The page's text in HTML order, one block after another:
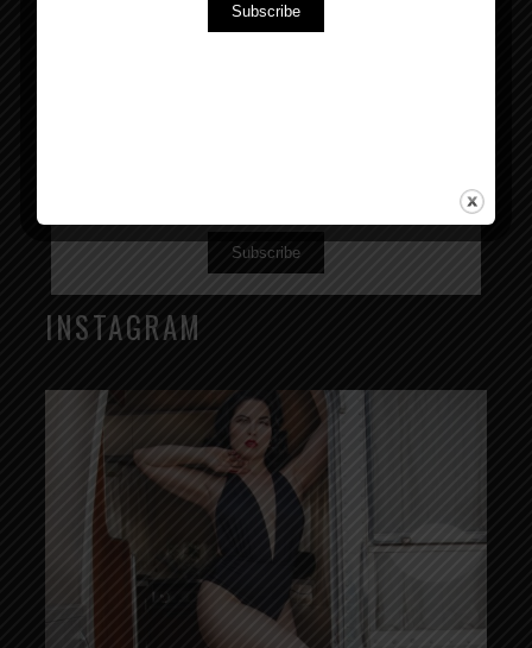
NEWSLETTER
Subscribe
INSTAGRAM
Subscribe